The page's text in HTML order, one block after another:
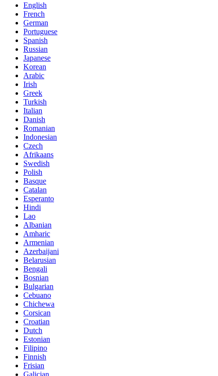
English
French
German
Portuguese
Spanish
Russian
Japanese
Korean
Arabic
Irish
Greek
Turkish
Italian
Danish
Romanian
Indonesian
Czech
Afrikaans
Swedish
Polish
Basque
Catalan
Esperanto
Hindi
Lao
Albanian
Amharic
Armenian
Azerbaijani
Belarusian
Bengali
Bosnian
Bulgarian
Cebuano
Chichewa
Corsican
Croatian
Dutch
Estonian
Filipino
Finnish
Frisian
Galician